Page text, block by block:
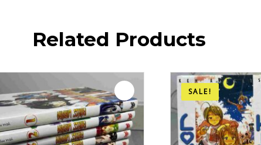
Related Products
SALE!
Le
prix
initial
était :
49,00 €.
Le
prix
actuel
est :
39,00 €.